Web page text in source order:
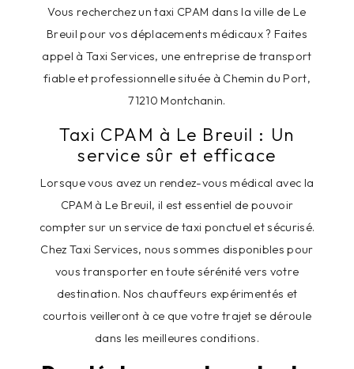
Vous recherchez un taxi CPAM dans la ville de Le
Breuil pour vos déplacements médicaux ? Faites
appel à Taxi Services, une entreprise de transport
fiable et professionnelle située à Chemin du Port,
71210 Montchanin.
Taxi CPAM à Le Breuil : Un
service sûr et efficace
Lorsque vous avez un rendez-vous médical avec la
CPAM à Le Breuil, il est essentiel de pouvoir
compter sur un service de taxi ponctuel et sécurisé.
Chez Taxi Services, nous sommes disponibles pour
vous transporter en toute sérénité vers votre
destination. Nos chauffeurs expérimentés et
courtois veilleront à ce que votre trajet se déroule
dans les meilleures conditions.